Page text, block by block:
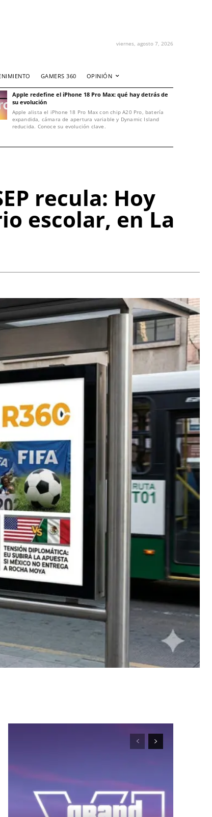
viernes, agosto 7, 2026
GAMERS 360 OPINIÓN
Apple redefine el iPhone 18 Pro Max: qué hay detrás de
su evolución
Apple alista el iPhone 18 Pro Max con chip A20 Pro, batería
expandida, cámara de apertura variable y Dynamic Island
reducida. Conoce su evolución clave.
recula: Hoy
escolar, en La